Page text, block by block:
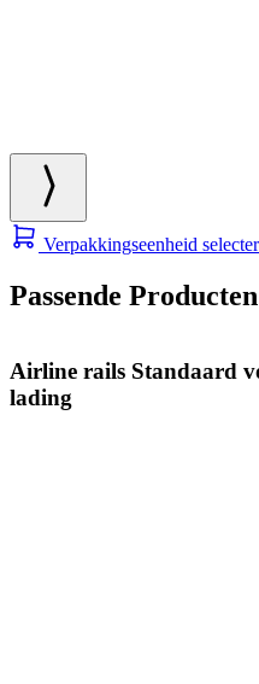
Verpakkingseenheid
Passende Producten
Airline rails Standaard
lading